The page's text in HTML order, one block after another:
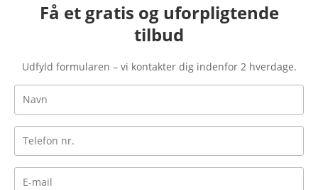
Få et gratis og uforpligtende
tilbud
Udfyld formularen – vi kontakter dig indenfor 2 hverdage.